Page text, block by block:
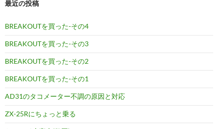
最近の投稿
BREAKOUTを買った-その4
BREAKOUTを買った-その3
BREAKOUTを買った-その2
BREAKOUTを買った-その1
AD31のタコメーター不調の原因と対応
ZX-25Rにちょっと乗る